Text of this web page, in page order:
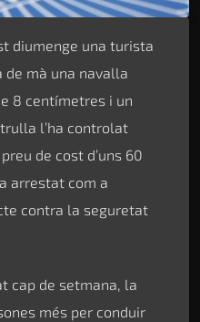
diumenge una turista
de mà una navalla
8 centímetres i un
l’ha controlat
de cost d’uns 60
arrestat com a
contra la seguretat
cap de setmana, la
més per conduir